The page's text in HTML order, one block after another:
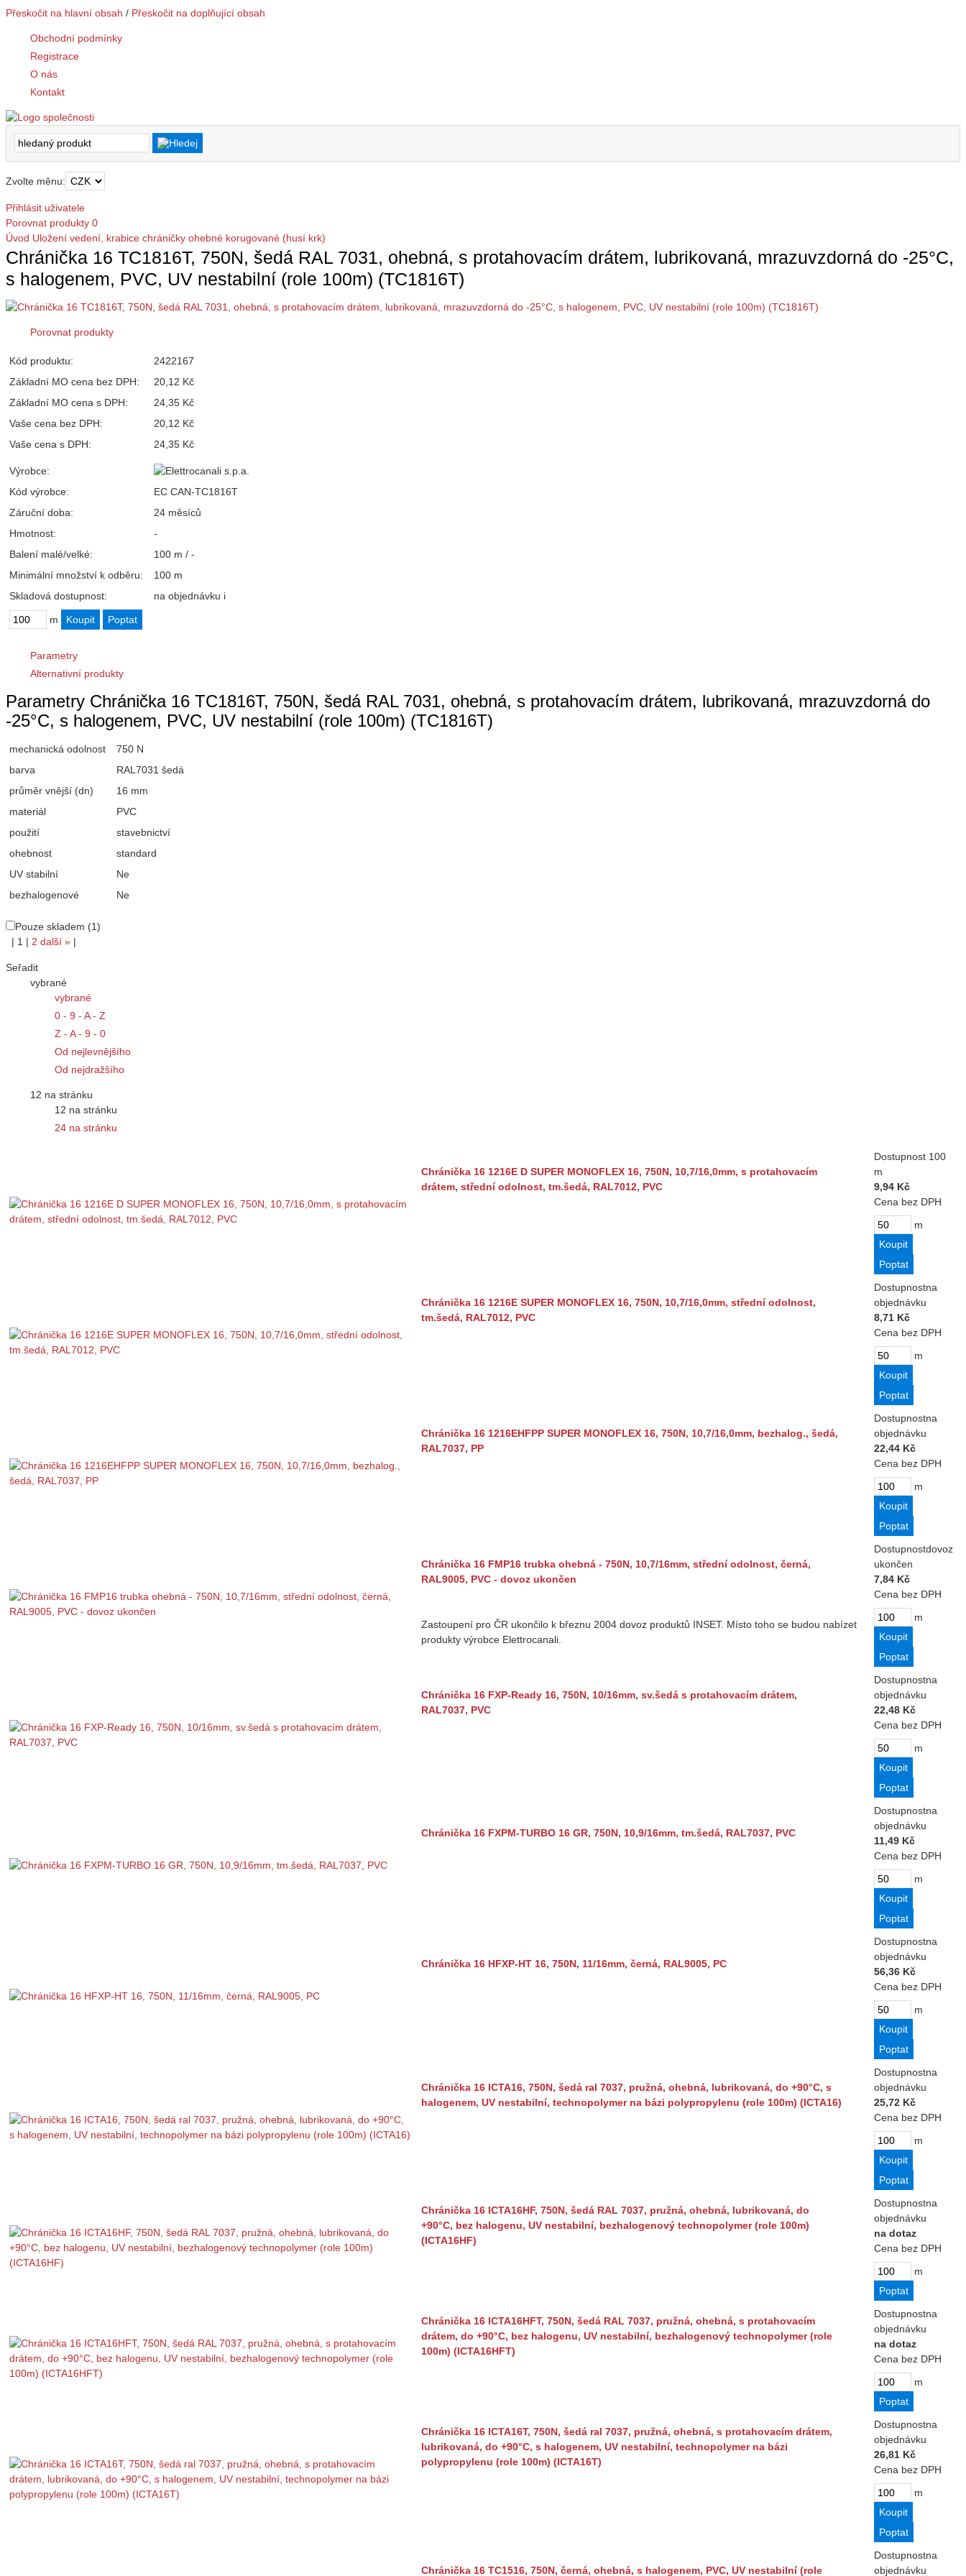
Přeskočit na hlavní obsah / Přeskočit na doplňující obsah
Obchodní podmínky
Registrace
O nás
Kontakt
Zvolte měnu:
Přihlásit uživatele
Porovnat produkty 0
Úvod Uložení vedení, krabice chráničky ohebné korugované (husí krk)
Chránička 16 TC1816T, 750N, šedá RAL 7031, ohebná, s protahovacím drátem, lubrikovaná, mrazuvzdorná do -25°C,
s halogenem, PVC, UV nestabilní (role 100m) (TC1816T)
Porovnat produkty
Kód produktu:
2422167
Základní MO cena bez DPH:
20,12 Kč
Základní MO cena s DPH:
24,35 Kč
Vaše cena bez DPH:
20,12 Kč
Vaše cena s DPH:
24,35 Kč
Výrobce:
Kód výrobce:
EC CAN-TC1816T
Záruční doba:
24 měsíců
Hmotnost:
-
Balení malé/velké:
100 m / -
Minimální množství k odběru:
100 m
Skladová dostupnost:
na objednávku i
m
Parametry
Alternativní produkty
Parametry Chránička 16 TC1816T, 750N, šedá RAL 7031, ohebná, s protahovacím drátem, lubrikovaná, mrazuvzdorná do
-25°C, s halogenem, PVC, UV nestabilní (role 100m) (TC1816T)
mechanická odolnost
750 N
barva
RAL7031 šedá
průměr vnější (dn)
16 mm
materiál
PVC
použití
stavebnictví
ohebnost
standard
UV stabilní
Ne
bezhalogenové
Ne
Pouze skladem (1)
| 1 | 2 další » |
Seřadit
vybrané
vybrané
0 - 9 - A - Z
Z - A - 9 - 0
Od nejlevnějšího
Od nejdražšího
12 na stránku
12 na stránku
24 na stránku
Chránička 16 1216E D SUPER MONOFLEX 16, 750N, 10,7/16,0mm, s protahovacím
drátem, střední odolnost, tm.šedá, RAL7012, PVC
Dostupnost 100
m
9,94 Kč
Cena bez DPH
m
Chránička 16 1216E SUPER MONOFLEX 16, 750N, 10,7/16,0mm, střední odolnost,
tm.šedá, RAL7012, PVC
Dostupnostna
objednávku
8,71 Kč
Cena bez DPH
m
Chránička 16 1216EHFPP SUPER MONOFLEX 16, 750N, 10,7/16,0mm, bezhalog., šedá,
RAL7037, PP
Dostupnostna
objednávku
22,44 Kč
Cena bez DPH
m
Chránička 16 FMP16 trubka ohebná - 750N, 10,7/16mm, střední odolnost, černá,
RAL9005, PVC - dovoz ukončen
Dostupnostdovoz
ukončen
7,84 Kč
Cena bez DPH
Zastoupení pro ČR ukončilo k březnu 2004 dovoz produktů INSET. Místo toho se budou nabízet
produkty výrobce Elettrocanali.
m
Chránička 16 FXP-Ready 16, 750N, 10/16mm, sv.šedá s protahovacím drátem,
RAL7037, PVC
Dostupnostna
objednávku
22,48 Kč
Cena bez DPH
m
Chránička 16 FXPM-TURBO 16 GR, 750N, 10,9/16mm, tm.šedá, RAL7037, PVC
Dostupnostna
objednávku
11,49 Kč
Cena bez DPH
m
Chránička 16 HFXP-HT 16, 750N, 11/16mm, černá, RAL9005, PC
Dostupnostna
objednávku
56,36 Kč
Cena bez DPH
m
Chránička 16 ICTA16, 750N, šedá ral 7037, pružná, ohebná, lubrikovaná, do +90°C, s
halogenem, UV nestabilní, technopolymer na bázi polypropylenu (role 100m) (ICTA16)
Dostupnostna
objednávku
25,72 Kč
Cena bez DPH
m
Chránička 16 ICTA16HF, 750N, šedá RAL 7037, pružná, ohebná, lubrikovaná, do
+90°C, bez halogenu, UV nestabilní, bezhalogenový technopolymer (role 100m)
(ICTA16HF)
Dostupnostna
objednávku
na dotaz
Cena bez DPH
m
Chránička 16 ICTA16HFT, 750N, šedá RAL 7037, pružná, ohebná, s protahovacím
drátem, do +90°C, bez halogenu, UV nestabilní, bezhalogenový technopolymer (role
100m) (ICTA16HFT)
Dostupnostna
objednávku
na dotaz
Cena bez DPH
m
Chránička 16 ICTA16T, 750N, šedá ral 7037, pružná, ohebná, s protahovacím drátem,
lubrikovaná, do +90°C, s halogenem, UV nestabilní, technopolymer na bázi
polypropylenu (role 100m) (ICTA16T)
Dostupnostna
objednávku
26,81 Kč
Cena bez DPH
m
Chránička 16 TC1516, 750N, černá, ohebná, s halogenem, PVC, UV nestabilní (role
Dostupnostna
objednávku